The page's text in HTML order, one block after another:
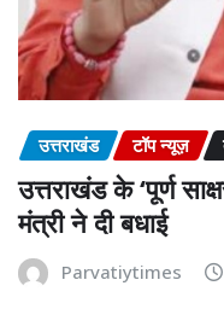
उत्तराखंड टॉप न्यूज़
उत्तराखंड के ‘पूर्ण
मंत्री ने दी बधाई
Parvatiytimes